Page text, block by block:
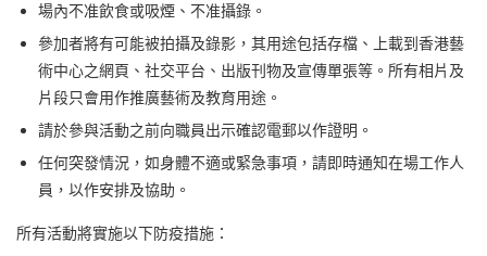
場內不准飲食或吸煙、不准攝錄。
參加者將有可能被拍攝及錄影，其用途包括存檔、上載到香港藝
術中心之網頁、社交平台、出版刊物及宣傳單張等。所有相片及
片段只會用作推廣藝術及教育用途。
請於參與活動之前向職員出示確認電郵以作證明。
任何突發情況，如身體不適或緊急事項，請即時通知在場工作人
員，以作安排及協助。
所有活動將實施以下防疫措施：